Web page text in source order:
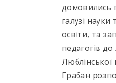
домовились
галузі науки
освіти, та
педагогів
Люблінської
Грабан